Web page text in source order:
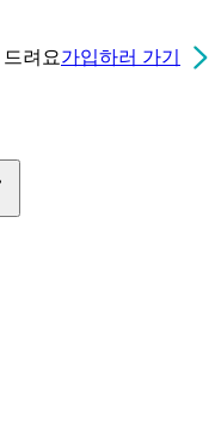
드려요가입하러 가기